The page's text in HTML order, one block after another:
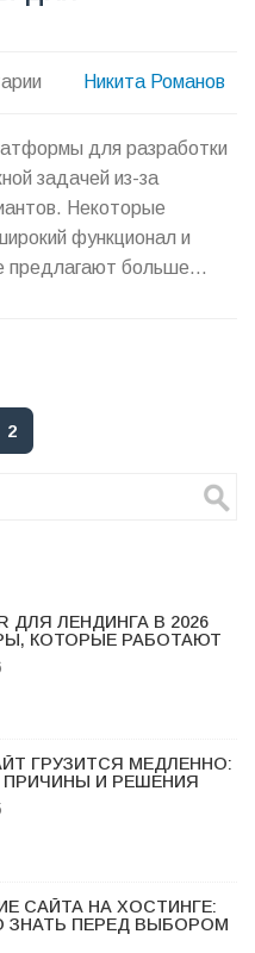
Никита Романов
для разработки
задачей из-за
Некоторые
функционал и
предлагают больше
2
ДЛЯ ЛЕНДИНГА В 2026
КОТОРЫЕ РАБОТАЮТ
ГРУЗИТСЯ МЕДЛЕННО:
И РЕШЕНИЯ
САЙТА НА ХОСТИНГЕ:
ЗНАТЬ ПЕРЕД ВЫБОРОМ